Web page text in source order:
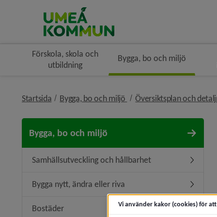
Förskola, skola och
utbildning
Bygga, bo och miljö
Startsida Bygga, bo och miljö nivå i
Översiktsplan och
Bygga, bo och miljö
Samhällsutveckling och hållbarhet
Bygga nytt, ändra eller riva
Bostäder Vi använder kakor (cookies) för